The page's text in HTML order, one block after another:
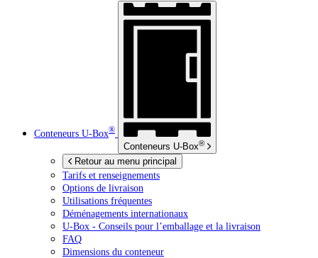
Conteneurs U-Box®
Conteneurs U-Box®
Retour au menu principal
Tarifs et renseignements
Options de livraison
Utilisations fréquentes
Déménagements internationaux
U-Box - Conseils pour l’emballage et la livraison
FAQ
Dimensions du conteneur